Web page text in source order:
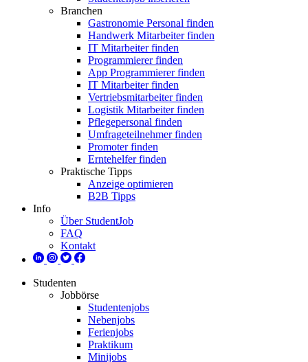
Branchen
Gastronomie Personal finden
Handwerk Mitarbeiter finden
IT Mitarbeiter finden
Programmierer finden
App Programmierer finden
IT Mitarbeiter finden
Vertriebsmitarbeiter finden
Logistik Mitarbeiter finden
Pflegepersonal finden
Umfrageteilnehmer finden
Promoter finden
Erntehelfer finden
Praktische Tipps
Anzeige optimieren
B2B Tipps
Info
Über StudentJob
FAQ
Kontakt
Studenten
Jobbörse
Studentenjobs
Nebenjobs
Ferienjobs
Praktikum
Minijobs